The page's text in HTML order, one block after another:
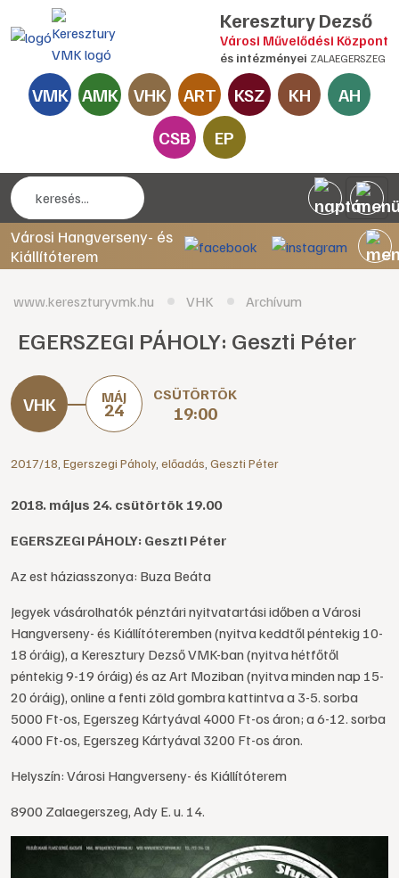
Keresztury Dezső
Városi Művelődési Központ
és intézményei ZALAEGERSZEG
VMK AMK VHK ART KSZ KH
AH
CSB
EP
Városi Hangverseny- és
Kiállítóterem
www.kereszturyvmk.hu VHK Archívum
EGERSZEGI PÁHOLY: Geszti Péter
MÁJ
24
CSÜTÖRTÖK
19:00
2017/18 Egerszegi Páholy, előadás Geszti Péter
2018. május 24. csütörtök 19.00
EGERSZEGI PÁHOLY: Geszti Péter
Az est háziasszonya: Buza Beáta
Jegyek vásárolhatók pénztári nyitvatartási időben a Városi
Hangverseny- és Kiállítóteremben (nyitva keddtől péntekig 10-
18 óráig), a Keresztury Dezső VMK-ban (nyitva hétfőtől
péntekig 9-19 óráig) és az Art Moziban (nyitva minden nap 15-
20 óráig), online a fenti zöld gombra kattintva a 3-5. sorba
5000 Ft-os, Egerszeg Kártyával 4000 Ft-os áron; a 6-12. sorba
4000 Ft-os, Egerszeg Kártyával 3200 Ft-os áron.
Helyszín: Városi Hangverseny- és Kiállítóterem
8900 Zalaegerszeg, Ady E. u. 14.